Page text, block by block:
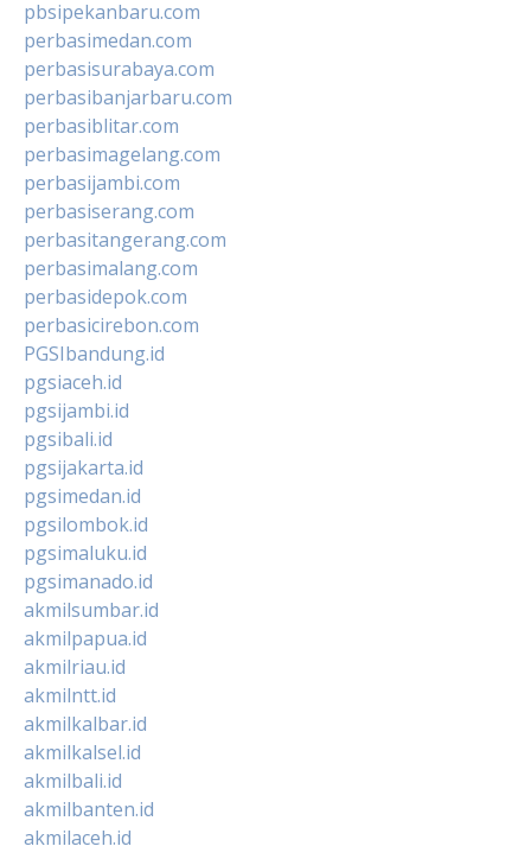
pbsipekanbaru.com
perbasimedan.com
perbasisurabaya.com
perbasibanjarbaru.com
perbasiblitar.com
perbasimagelang.com
perbasijambi.com
perbasiserang.com
perbasitangerang.com
perbasimalang.com
perbasidepok.com
perbasicirebon.com
PGSIbandung.id
pgsiaceh.id
pgsijambi.id
pgsibali.id
pgsijakarta.id
pgsimedan.id
pgsilombok.id
pgsimaluku.id
pgsimanado.id
akmilsumbar.id
akmilpapua.id
akmilriau.id
akmilntt.id
akmilkalbar.id
akmilkalsel.id
akmilbali.id
akmilbanten.id
akmilaceh.id